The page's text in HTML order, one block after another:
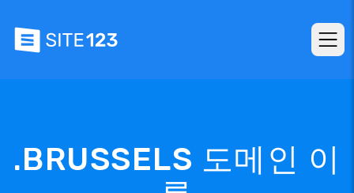
.BRUSSELS 도메인 이